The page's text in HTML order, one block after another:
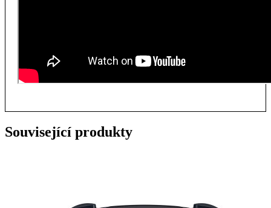
Související produkty